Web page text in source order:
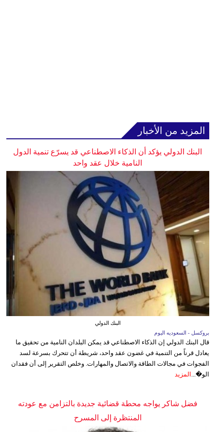
المزيد من الأخبار
البنك الدولي يؤكد أن الذكاء الاصطناعي قد يسرّع تنمية الدول
النامية خلال عقد واحد
البنك الدولي
بروكسل - السعوديه اليوم
قال البنك الدولي إن الذكاء الاصطناعي قد يمكن البلدان النامية من تحقيق ما
يعادل قرناً من التنمية في غضون عقد واحد، شريطة أن تتحرك بسرعة لسد
الفجوات في مجالات الطاقة والاتصال والمهارات. وخلص التقرير إلى أن فقدان
الو�...
المزيد
فضل شاكر يواجه محطة قضائية جديدة بالتزامن مع عودته
المنتظرة إلى المسرح